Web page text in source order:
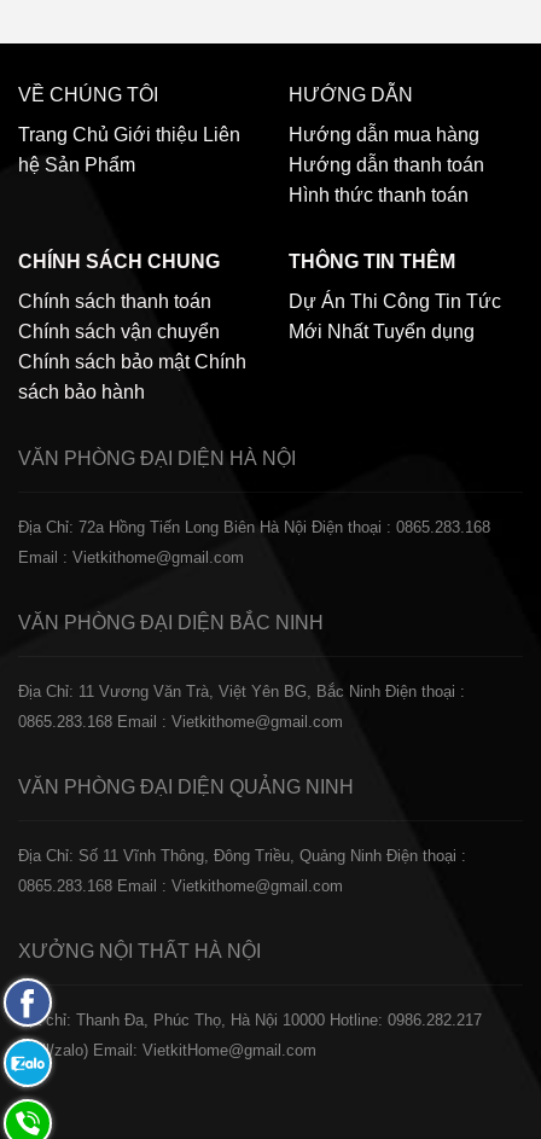
VỀ CHÚNG TÔI
Trang Chủ Giới thiệu Liên
hệ Sản Phẩm
HƯỚNG DẪN
Hướng dẫn mua hàng
Hướng dẫn thanh toán
Hình thức thanh toán
CHÍNH SÁCH CHUNG
Chính sách thanh toán
Chính sách vận chuyển
Chính sách bảo mật Chính
sách bảo hành
THÔNG TIN THÊM
Dự Án Thi Công Tin Tức
Mới Nhất Tuyển dụng
VĂN PHÒNG ĐẠI DIỆN HÀ NỘI
Địa Chỉ: 72a Hồng Tiến Long Biên Hà Nội Điện thoại : 0865.283.168
Email : Vietkithome@gmail.com
VĂN PHÒNG ĐẠI DIỆN BẮC NINH
Địa Chỉ: 11 Vương Văn Trà, Việt Yên BG, Bắc Ninh Điện thoại :
0865.283.168 Email : Vietkithome@gmail.com
VĂN PHÒNG ĐẠI DIỆN QUẢNG NINH
Địa Chỉ: Số 11 Vĩnh Thông, Đông Triều, Quảng Ninh Điện thoại :
0865.283.168 Email : Vietkithome@gmail.com
XƯỞNG NỘI THẤT HÀ NỘI
️Địa chỉ: Thanh Đa, Phúc Thọ, Hà Nội 10000 Hotline: 0986.282.217
(Call/zalo) Email: VietkitHome@gmail.com
Fanpage
Facebook
Zalo:
0865.283.168
Hotline: